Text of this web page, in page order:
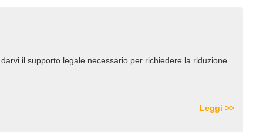
il supporto legale necessario per richiedere la riduzione
Leggi >>